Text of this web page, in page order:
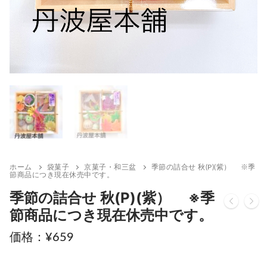
ホーム 袋菓子 京菓子・和三盆
季節の詰合せ 秋(P)(紫） ※季
節商品につき現在休売中です。
季節の詰合せ 秋(P)(紫） ※季
節商品につき現在休売中です。
¥659